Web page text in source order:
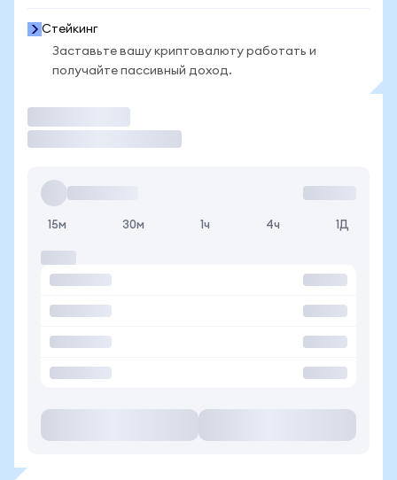
Стейкинг
Заставьте вашу криптовалюту работать и
получайте пассивный доход.
15м 30м 1ч 4ч 1Д